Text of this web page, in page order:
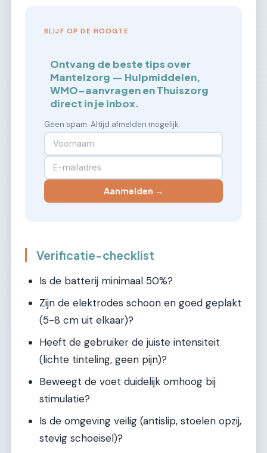
BLIJF OP DE HOOGTE
Ontvang de beste tips over
Mantelzorg — Hulpmiddelen,
WMO-aanvragen en Thuiszorg
direct in je inbox.
Geen spam. Altijd afmelden mogelijk.
Aanmelden →
Verificatie-checklist
Is de batterij minimaal 50%?
Zijn de elektrodes schoon en goed geplakt
(5-8 cm uit elkaar)?
Heeft de gebruiker de juiste intensiteit
(lichte tinteling, geen pijn)?
Beweegt de voet duidelijk omhoog bij
stimulatie?
Is de omgeving veilig (antislip, stoelen opzij,
stevig schoeisel)?